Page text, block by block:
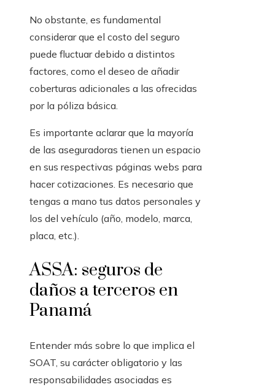
No obstante, es fundamental
considerar que el costo del seguro
puede fluctuar debido a distintos
factores, como el deseo de añadir
coberturas adicionales a las ofrecidas
por la póliza básica.
Es importante aclarar que la mayoría
de las aseguradoras tienen un espacio
en sus respectivas páginas webs para
hacer cotizaciones. Es necesario que
tengas a mano tus datos personales y
los del vehículo (año, modelo, marca,
placa, etc.).
ASSA: seguros de
daños a terceros en
Panamá
Entender más sobre lo que implica el
SOAT, su carácter obligatorio y las
responsabilidades asociadas es